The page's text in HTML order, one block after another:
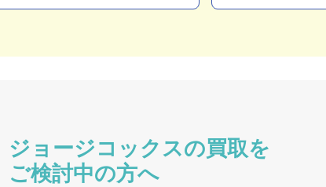
ジョージコックスの買取を
ご検討中の方へ